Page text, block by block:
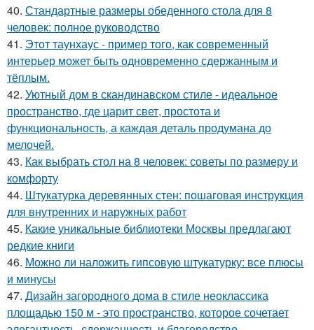
40. Стандартные размеры обеденного стола для 8
человек: полное руководство
41. Этот таунхаус - пример того, как современный
интерьер может быть одновременно сдержанным и
тёплым.
42. Уютный дом в скандинавском стиле - идеальное
пространство, где царит свет, простота и
функциональность, а каждая деталь продумана до
мелочей.
43. Как выбрать стол на 8 человек: советы по размеру и
комфорту
44. Штукатурка деревянных стен: пошаговая инструкция
для внутренних и наружных работ
45. Какие уникальные библиотеки Москвы предлагают
редкие книги
46. Можно ли наложить гипсовую штукатурку: все плюсы
и минусы
47. Дизайн загородного дома в стиле неоклассика
площадью 150 м - это пространство, которое сочетает